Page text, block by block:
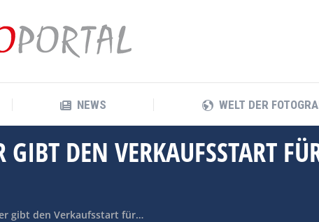
NEWS WELT DER
GIBT DEN VERKAUFSSTART
gibt den Verkaufsstart für…
NEWS